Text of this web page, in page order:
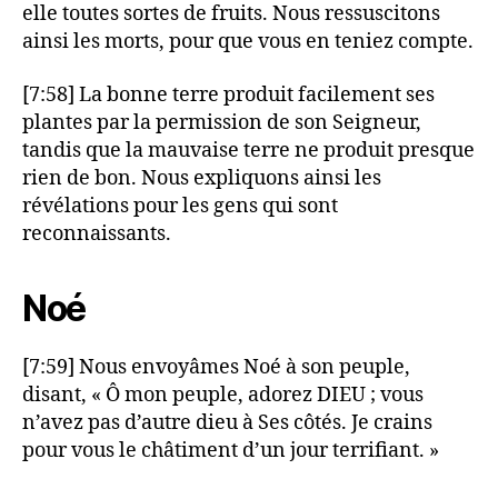
elle toutes sortes de fruits. Nous ressuscitons
ainsi les morts, pour que vous en teniez compte.
[7:58] La bonne terre produit facilement ses
plantes par la permission de son Seigneur,
tandis que la mauvaise terre ne produit presque
rien de bon. Nous expliquons ainsi les
révélations pour les gens qui sont
reconnaissants.
Noé
[7:59] Nous envoyâmes Noé à son peuple,
disant, « Ô mon peuple, adorez DIEU ; vous
n’avez pas d’autre dieu à Ses côtés. Je crains
pour vous le châtiment d’un jour terrifiant. »